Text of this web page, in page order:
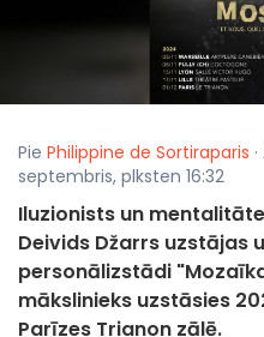
Pie Philippine de Sortiraparis
septembris, plksten 16:32
Iluzionists un
Deivids Džarrs uzstājas
personālizstādi
mākslinieks uzstāsies
Parīzes Trianon zālē.